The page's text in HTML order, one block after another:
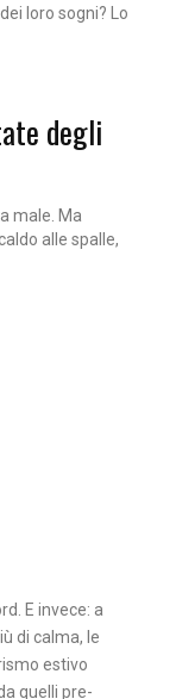
loro sogni? Lo
degli
male. Ma
alle spalle,
E invece: a
di calma, le
estivo
quelli pre-